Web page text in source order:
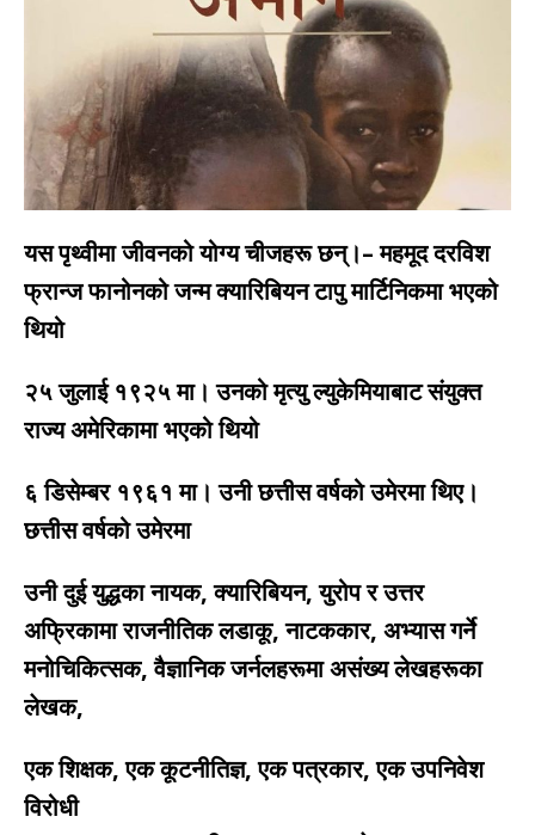
यस पृथ्वीमा जीवनको योग्य चीजहरू छन्।– महमूद दरविश
फ्रान्ज फानोनको जन्म क्यारिबियन टापु मार्टिनिकमा भएको
थियो
२५ जुलाई १९२५ मा। उनको मृत्यु ल्युकेमियाबाट संयुक्त
राज्य अमेरिकामा भएको थियो
६ डिसेम्बर १९६१ मा। उनी छत्तीस वर्षको उमेरमा थिए।
छत्तीस वर्षको उमेरमा
उनी दुई युद्धका नायक, क्यारिबियन, युरोप र उत्तर
अफ्रिकामा राजनीतिक लडाकू, नाटककार, अभ्यास गर्ने
मनोचिकित्सक, वैज्ञानिक जर्नलहरूमा असंख्य लेखहरूका
लेखक,
एक शिक्षक, एक कूटनीतिज्ञ, एक पत्रकार, एक उपनिवेश
विरोधी